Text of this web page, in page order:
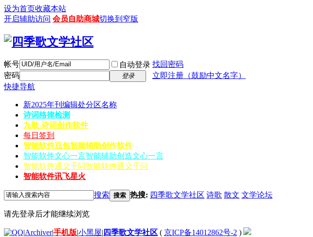
设为首页收藏本站
开启辅助访问 会员自助商城切换到窄版
帐号 自动登录 找回密码
密码
登录
立即注册（鼓励中文名字）
快捷导航
新2025年刊编辑处分区名称
诗词格律检测
九歌-诗词创作软件
每日签到
智能软件豆包智能辅助创作软件
智能软件文心一言智能辅助创造文心一言
智能软件通义千问智能软件通义千问
智能软件讯飞星火
搜索 搜索 热搜: 四季歌文学社区 诗歌 散文 文学论坛
请先登录后才能继续浏览
|Archiver|手机版|小黑屋| 四季歌文学社区 ( 京ICP备14012862号-2 )